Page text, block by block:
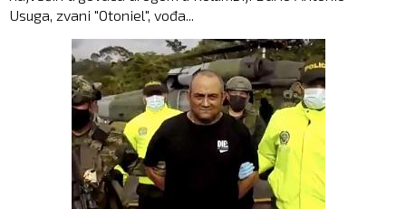
Usuga, zvani "Otoniel", vođa...